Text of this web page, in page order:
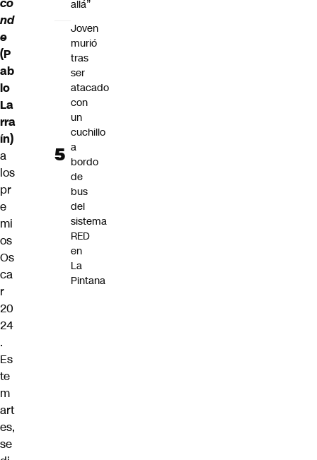
co
nd
e
(P
ab
lo
La
rra
ín)
a
los
pr
e
mi
os
Os
ca
r
20
24
.
Es
te
m
art
es,
se
allá”
Joven
murió
tras
ser
atacado
con
un
cuchillo
a
bordo
de
bus
del
sistema
RED
en
La
Pintana